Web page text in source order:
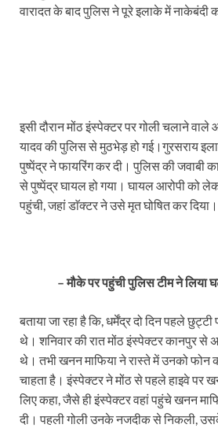
वारादत के बाद पुलिस ने पूरे इलाके में नाकेबंदी
इसी दौरान मोंठ इंस्पेक्टर पर गोली चलाने वाले
यादव की पुलिस से मुठभेड़ हो गई।गुरसराय
पुष्पेंद्र ने फायरिंग कर दी। पुलिस की जवाबी
से पुष्पेंद्र घायल हो गया। घायल आरोपी को
पहुंची, जहां डाॅक्टर ने उसे मृत घोषित कर दिया।
– मौके पर पहुंची पुलिस टीम ने लिया
बताया जा रहा है कि, धर्मेंद्र दो दिन पहले
थे। शनिवार की रात मोंठ इंस्पेक्टर कानपुर से
थे। तभी खनन माफिया ने रास्ते में उनको फोन
चाहता है। इंस्पेक्टर ने मोंठ से पहले हाइवे पर
लिए कहा, जैसे ही इंस्पेक्टर वहां पहुंचे खनन
दी। पहली गोली उनके नजदीक से निकली,